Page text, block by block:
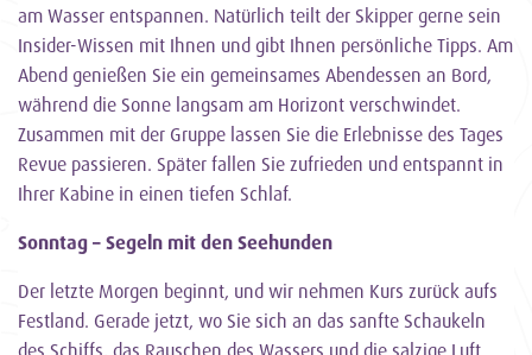
am Wasser entspannen. Natürlich teilt der Skipper gerne sein
Insider-Wissen mit Ihnen und gibt Ihnen persönliche Tipps. Am
Abend genießen Sie ein gemeinsames Abendessen an Bord,
während die Sonne langsam am Horizont verschwindet.
Zusammen mit der Gruppe lassen Sie die Erlebnisse des Tages
Revue passieren. Später fallen Sie zufrieden und entspannt in
Ihrer Kabine in einen tiefen Schlaf.
Sonntag – Segeln mit den Seehunden
Der letzte Morgen beginnt, und wir nehmen Kurs zurück aufs
Festland. Gerade jetzt, wo Sie sich an das sanfte Schaukeln